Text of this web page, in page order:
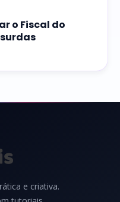
o Fiscal do
e criativa.